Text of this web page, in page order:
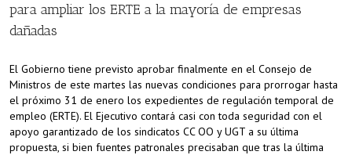
para ampliar los ERTE a la mayoría de empresas
dañadas
El Gobierno tiene previsto aprobar finalmente en el Consejo de
Ministros de este martes las nuevas condiciones para prorrogar hasta
el próximo 31 de enero los expedientes de regulación temporal de
empleo (ERTE). El Ejecutivo contará casi con toda seguridad con el
apoyo garantizado de los sindicatos CC OO y UGT a su última
propuesta, si bien fuentes patronales precisaban que tras la última